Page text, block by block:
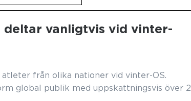
deltar vanligtvis vid vinter-
från olika nationer vid vinter-OS.
global publik med uppskattningsvis över 2